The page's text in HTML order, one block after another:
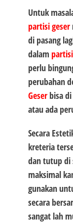
Untuk
partisi geser
di pasang
dalam
perlu
perubahan
Geserbisa di
atau ada
Secara
kreteria
dan tutup di
maksimal
gunakan
secara
sangat lah